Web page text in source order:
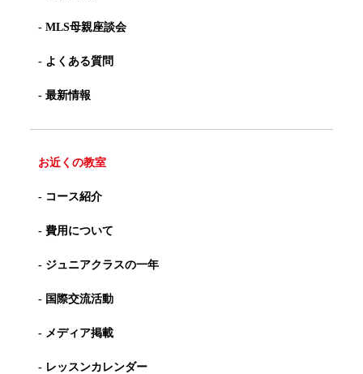
- MLS母親座談会
- よくある質問
- 最新情報
お近くの教室
- コース紹介
- 費用について
- ジュニアクラスの一年
- 国際交流活動
- メディア掲載
- レッスンカレンダー